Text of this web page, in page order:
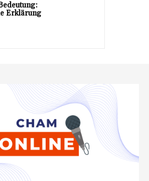
Erklärung